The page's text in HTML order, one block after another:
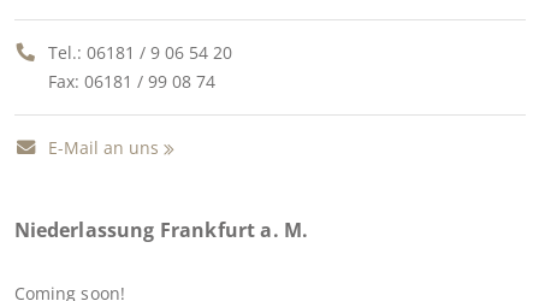
Tel.: 06181 / 9 06 54 20
Fax: 06181 / 99 08 74
E-Mail an uns
Niederlassung Frankfurt a. M.
Coming soon!